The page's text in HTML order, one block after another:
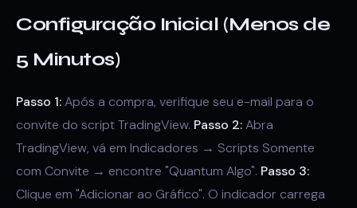
Configuração Inicial (Menos de
5 Minutos)
Passo 1:Após a compra, verifique seu e-mail para o
convite do script TradingView. Passo 2:Abra
TradingView, vá em Indicadores → Scripts Somente
com Convite → encontre "Quantum Algo". Passo 3:
Clique em "Adicionar ao Gráfico". O indicador carrega